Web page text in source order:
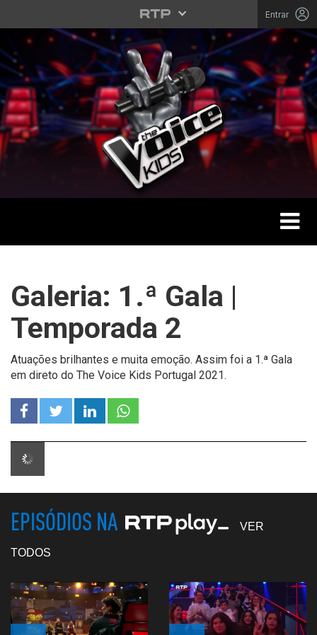
Saltar para o conteúdo principal
Entrar
Toggle
Galeria: 1.ª Gala |
Temporada 2
Atuações brilhantes e muita emoção. Assim foi a 1.ª Gala
em direto do The Voice Kids Portugal 2021.
EPISÓDIOS NA VER
TODOS